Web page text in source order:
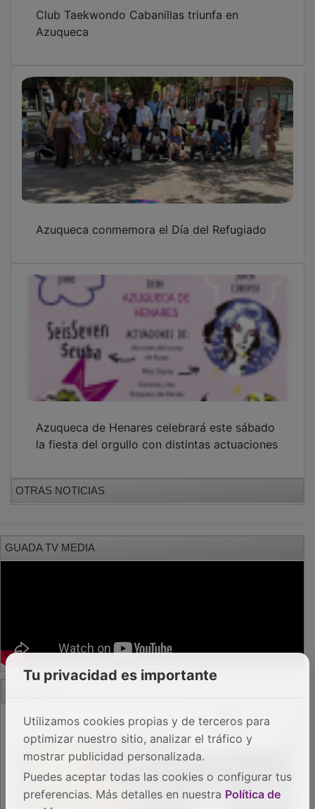
Azuqueca
la fiesta del orgullo con distintas actuaciones
OTRAS NOTICIAS
PUBLICIDAD
Tu privacidad es importante
Utilizamos cookies propias y de terceros para
optimizar nuestro sitio, analizar el tráfico y
mostrar publicidad personalizada.
Puedes aceptar todas las cookies o configurar tus
preferencias. Más detalles en nuestra Política de